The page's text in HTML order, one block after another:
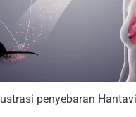
Ilustrasi penyebaran